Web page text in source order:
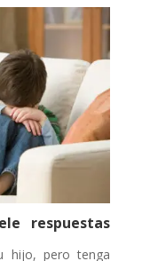
respuestas
hijo, pero tenga